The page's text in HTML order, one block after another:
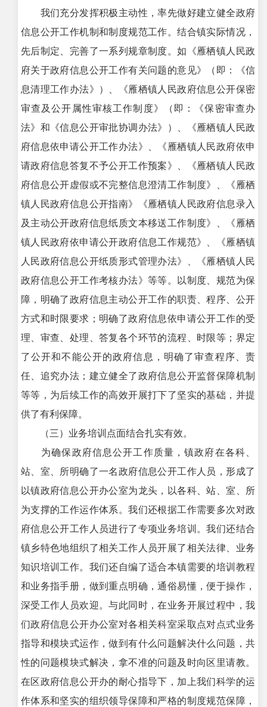
我们充分发挥积极主动性，率先做好建立健全政府
信息公开工作机制和制度规范工作。结合镇实际情况，
先后制定、完善了一系列规章制度。如《雁栖镇人民政
府关于政府信息公开工作有关问题的意见》（即：《信
息清理工作办法》）、《雁栖镇人民政府信息公开保密
审查及公开属性审核工作制度》（即：《保密审查办
法》和《信息公开审批协调办法》）、《雁栖镇人民政
府信息依申请公开工作办法》、《雁栖镇人民政府依申
请政府信息答复不予公开工作预案》、《雁栖镇人民政
府信息公开虚假或不完整信息澄清工作制度》、《雁栖
镇人民政府信息公开指南》《雁栖镇人民政府信息录入
及主动公开政府信息纸质文本移送工作制度》、《雁栖
镇人民政府依申请公开政府信息工作规范》、《雁栖镇
人民政府信息公开纸质形式管理办法》、《雁栖镇人民
政府信息公开工作考核办法》等等。以制度、规范为保
障，明确了政府信息主动公开工作的职责、程序、公开
方式和时限要求；明确了政府信息依申请公开工作的受
理、审查、处理、答复各个环节的流程、时限等；界定
了公开和不能公开的政府信息，明确了审查程序、责
任、追究办法；建立健全了政府信息公开监督保障机制
等等，为后续工作的高效开展打下了坚实的基础，并提
供了有利保障。
（三）业务培训点面结合扎实有效。
为确保政府信息公开工作质量，镇政府在各科、
站、室、所明确了一名政府信息公开工作人员，形成了
以镇政府信息公开办公室为龙头，以各科、站、室、所
为支撑的工作运作体系。我们还根据工作需要多次对政
府信息公开工作人员进行了专项业务培训。我们还结合
镇乡特色地组织了相关工作人员开展了相关法律、业务
知识培训工作。我们还自编了适合本镇需要的培训教程
和业务指手册，做到重点明确，通俗易懂，便于操作，
深受工作人员欢迎。与此同时，在业务开展过程中，我
们政府信息公开办公室对各相关科室采取点对点式业务
指导和模块式运作，做到有什么问题解决什么问题，共
性的问题模块式解决，拿不准的问题及时向区里请教。
在区政府信息公开办的耐心指导下，加上我们科学的运
作体系和坚实的组织领导保障和严格的制度规范保障，